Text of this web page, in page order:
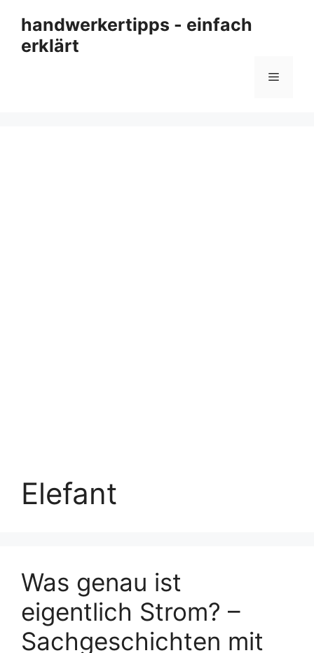
Inhalt
springen
handwerkertipps - einfach
erklärt
Menü
Elefant
Was genau ist
eigentlich Strom? –
Sachgeschichten mit